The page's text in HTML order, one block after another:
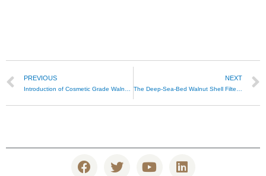
PREVIOUS NEXT